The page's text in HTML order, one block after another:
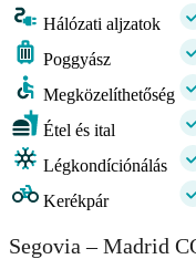
Hálózati aljzatok
Poggyász
Megközelíthetőség
Étel és ital
Légkondíciónálás
Kerékpár
Segovia – Madrid